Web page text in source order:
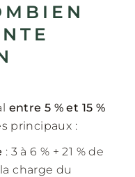
entre 5 % et 15 %
principaux :
: 3 à 6 % + 21 % de
charge du